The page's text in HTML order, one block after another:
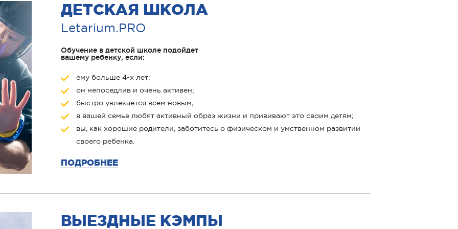
ДЕТСКАЯ ШКОЛА
Letarium.PRO
Обучение в детской школе подойдет
вашему ребенку, если:
ему больше 4-х лет;
он непоседлив и очень активен;
быстро увлекается всем новым;
в вашей семье любят активный образ жизни и прививают это своим детям;
вы, как хорошие родители, заботитесь о физическом и умственном развитии
своего ребенка.
ПОДРОБНЕЕ
ВЫЕЗДНЫЕ КЭМПЫ